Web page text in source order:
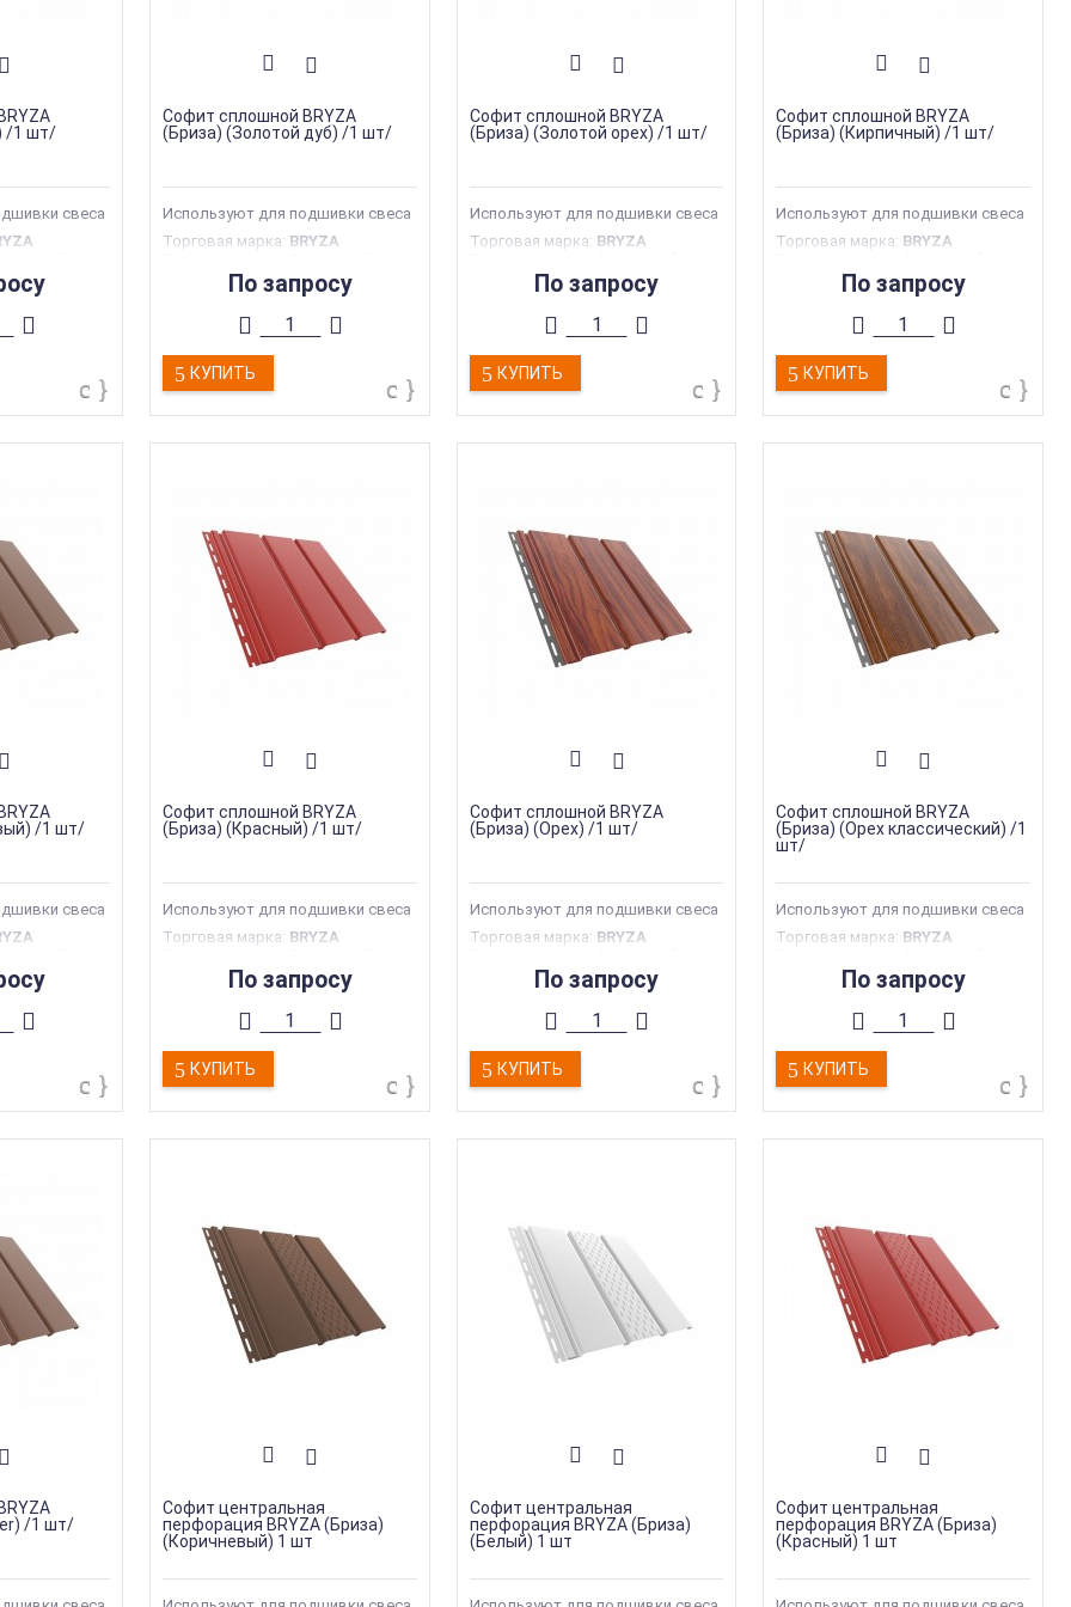
/1 шт/
свеса
:Польша
Софит сплошной BRYZA
(Бриза) (Золотой дуб) /1 шт/
Используют для подшивки свеса
Торговая марка: BRYZA
Тип продукции:Софиты
Страна производства:Польша
305 мм
По запросу
КУПИТЬ
Софит сплошной BRYZA
(Бриза) (Золотой орех) /1 шт/
Используют для подшивки свеса
Торговая марка: BRYZA
Тип продукции:Софиты
Страна производства:Польша
305 мм
По запросу
КУПИТЬ
Софит сплошной BRYZA
(Бриза) (Кирпичный) /1 шт/
Используют для подшивки свеса
Торговая марка: BRYZA
Тип продукции:Софиты
Страна производства:Польша
305 мм
По запросу
КУПИТЬ
/1 шт/
свеса
:Польша
Софит сплошной BRYZA
(Бриза) (Красный) /1 шт/
Используют для подшивки свеса
Торговая марка: BRYZA
Тип продукции:Софиты
Страна производства:Польша
305 мм
По запросу
КУПИТЬ
Софит сплошной BRYZA
(Бриза) (Орех) /1 шт/
Используют для подшивки свеса
Торговая марка: BRYZA
Тип продукции:Софиты
Страна производства:Польша
305 мм
По запросу
КУПИТЬ
Софит сплошной BRYZA
(Бриза) (Орех классический) /1
шт/
Используют для подшивки свеса
Торговая марка: BRYZA
Тип продукции:Софиты
Страна производства:Польша
305 мм
По запросу
КУПИТЬ
/1 шт/
Софит центральная
перфорация BRYZA (Бриза)
(Коричневый) 1 шт
Софит центральная
перфорация BRYZA (Бриза)
(Белый) 1 шт
Софит центральная
перфорация BRYZA (Бриза)
(Красный) 1 шт